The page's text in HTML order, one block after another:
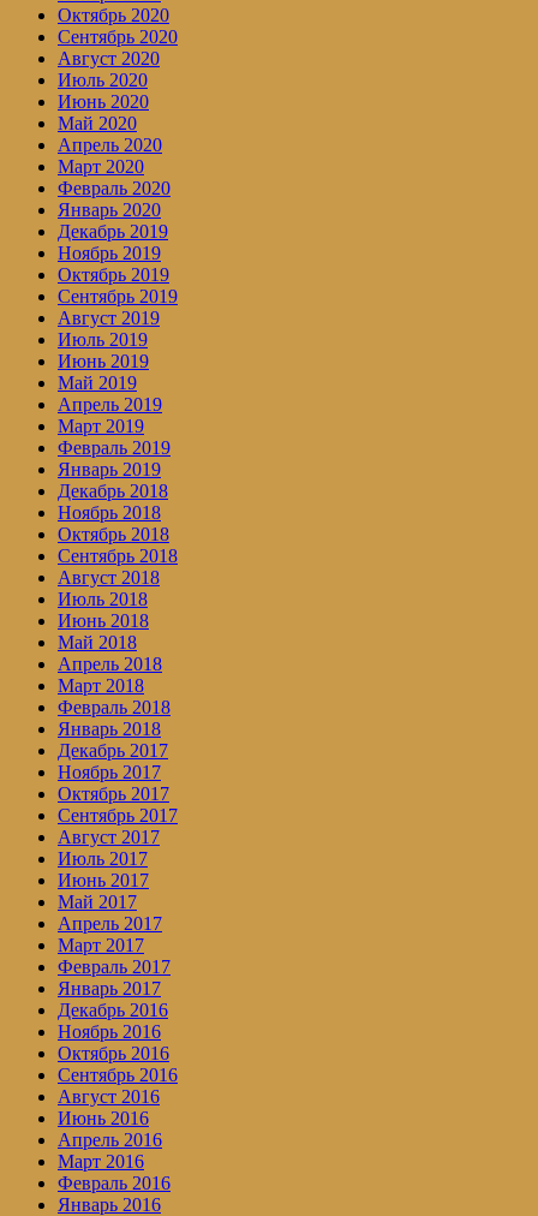
Октябрь 2020
Сентябрь 2020
Август 2020
Июль 2020
Июнь 2020
Май 2020
Апрель 2020
Март 2020
Февраль 2020
Январь 2020
Декабрь 2019
Ноябрь 2019
Октябрь 2019
Сентябрь 2019
Август 2019
Июль 2019
Июнь 2019
Май 2019
Апрель 2019
Март 2019
Февраль 2019
Январь 2019
Декабрь 2018
Ноябрь 2018
Октябрь 2018
Сентябрь 2018
Август 2018
Июль 2018
Июнь 2018
Май 2018
Апрель 2018
Март 2018
Февраль 2018
Январь 2018
Декабрь 2017
Ноябрь 2017
Октябрь 2017
Сентябрь 2017
Август 2017
Июль 2017
Июнь 2017
Май 2017
Апрель 2017
Март 2017
Февраль 2017
Январь 2017
Декабрь 2016
Ноябрь 2016
Октябрь 2016
Сентябрь 2016
Август 2016
Июнь 2016
Апрель 2016
Март 2016
Февраль 2016
Январь 2016